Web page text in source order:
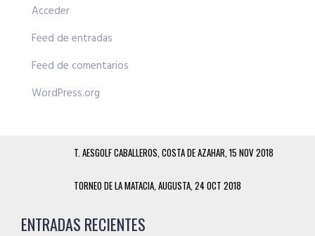
Acceder
Feed de entradas
Feed de comentarios
WordPress.org
T. AESGOLF CABALLEROS, COSTA DE AZAHAR, 15 NOV 2018
TORNEO DE LA MATACIA, AUGUSTA, 24 OCT 2018
ENTRADAS RECIENTES